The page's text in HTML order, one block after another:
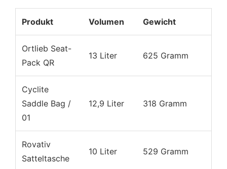
Produkt Volumen Gewicht
Ortlieb Seat-
Pack QR
13 Liter 625 Gramm
Cyclite
Saddle Bag /
01
12,9 Liter 318 Gramm
Rovativ
Satteltasche
10 Liter 529 Gramm